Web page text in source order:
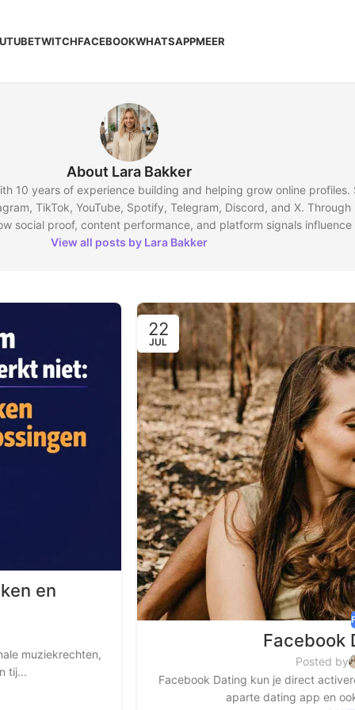
TWITCHFACEBOOKWHATSAPPMEER
About Lara Bakker
10 years of experience building and helping grow online
TikTok, YouTube, Spotify, Telegram, Discord, and X.
social proof, content performance, and platform signals influence
View all posts by Lara Bakker
en
muziekrechten,
tij...
22
JUL
Facebook
Posted by
Facebook Dating kun je direct
aparte dating app en